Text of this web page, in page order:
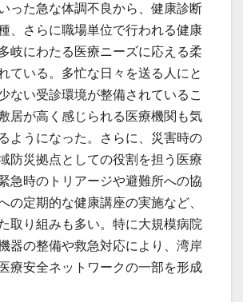
った急な体調不良から、健康診断
、さらに職場単位で行われる健康
岐にわたる医療ニーズに応える柔
ている。多忙な日々を送る人にと
ない受診環境が整備されているこ
居が高く感じられる医療機関も気
ようになった。さらに、災害時の
防災拠点としての役割を担う医療
急時のトリアージや避難所への協
の定期的な健康講座の実施など、
取り組みも多い。特に大規模病院
器の整備や救急対応により、湾岸
療安全ネットワークの一部を形成